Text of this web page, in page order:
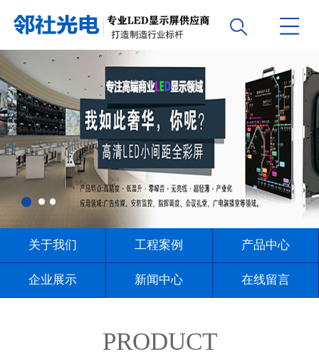
关于我们 工程案例 产品中心
企业展示 新闻中心 在线留言
PRODUCT